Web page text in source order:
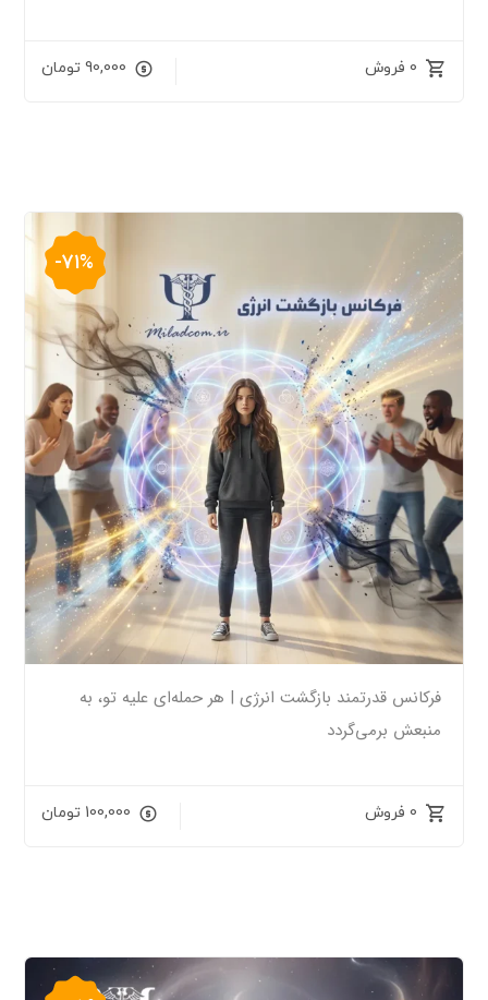
0 فروش 90,000 تومان
-71%
فرکانس قدرتمند بازگشت انرژی | هر حمله‌ای علیه تو، به
منبعش برمی‌گردد
0 فروش 100,000 تومان